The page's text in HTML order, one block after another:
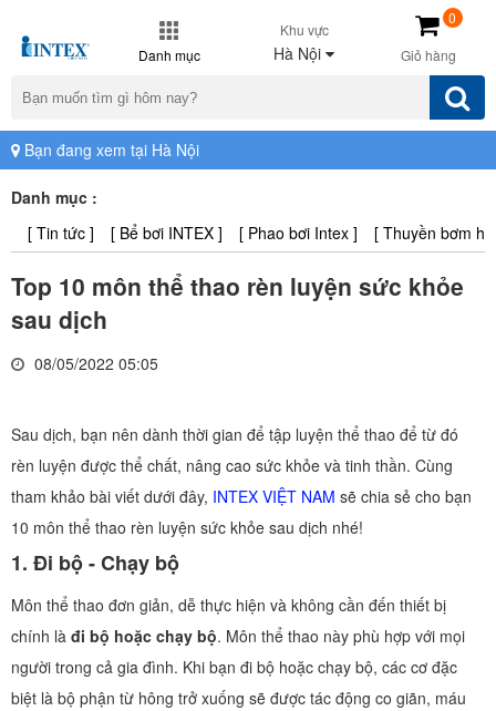
Danh mục
Khu vực
Hà Nội Giỏ hàng
0
Bạn đang xem tại Hà Nội
Danh mục :
[ Tin tức ]
[ Bể bơi INTEX ] [ Phao bơi Intex ] [ Thuyền bơm
Top 10 môn thể thao rèn luyện sức khỏe
sau dịch
08/05/2022 05:05
Sau dịch, bạn nên dành thời gian để tập luyện thể thao để từ đó
rèn luyện được thể chất, nâng cao sức khỏe và tinh thần. Cùng
tham khảo bài viết dưới đây, INTEX VIỆT NAM sẽ chia sẻ cho bạn
10 môn thể thao rèn luyện sức khỏe sau dịch nhé!
1. Đi bộ - Chạy bộ
Môn thể thao đơn giản, dễ thực hiện và không cần đến thiết bị
chính là đi bộ hoặc chạy bộ. Môn thể thao này phù hợp với mọi
người trong cả gia đình. Khi bạn đi bộ hoặc chạy bộ, các cơ đặc
biệt là bộ phận từ hông trở xuống sẽ được tác động co giãn, máu